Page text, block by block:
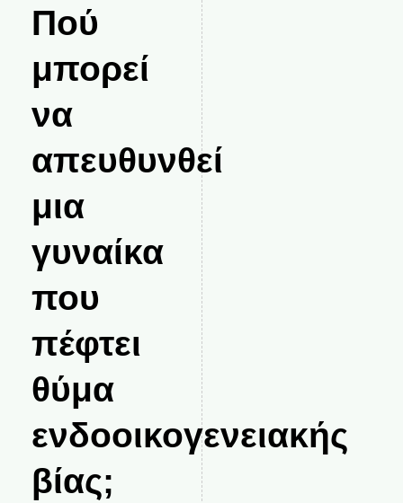
Πού
μπορεί
να
απευθυνθεί
μια
γυναίκα
που
πέφτει
θύμα
ενδοοικογενειακής
βίας;